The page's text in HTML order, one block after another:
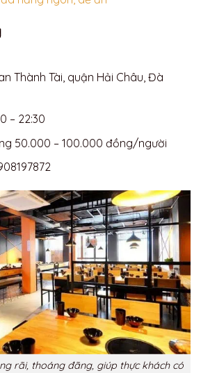
Thành Tài, quận Hải Châu, Đà
– 22:30
50.000 – 100.000 đồng/người
rãi, thoáng đãng, giúp thực khách có